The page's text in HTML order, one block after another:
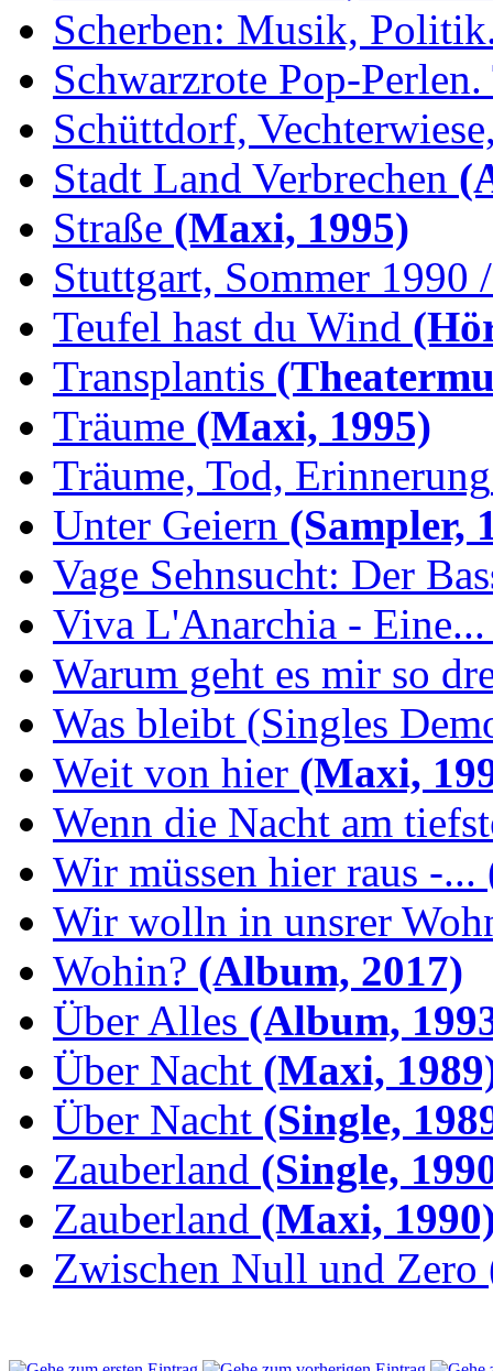
Scherben: Musik,
Schwarzrote Pop-
Schüttdorf,
Stadt Land Verbrechen
Straße (Maxi, 1995)
Stuttgart, Sommer 1990
Teufel hast du Wind
Transplantis
Träume (Maxi, 1995)
Träume, Tod, Erinnerung
Unter Geiern (Sampler,
Vage Sehnsucht: Der
Viva L'Anarchia - Eine...
Warum geht es mir so
Was bleibt (Singles
Weit von hier (Maxi,
Wenn die Nacht am
Wir müssen hier raus -...
Wir wolln in unsrer
Wohin? (Album, 2017)
Über Alles (Album,
Über Nacht (Maxi,
Über Nacht (Single,
Zauberland (Single,
Zauberland (Maxi,
Zwischen Null und Zero